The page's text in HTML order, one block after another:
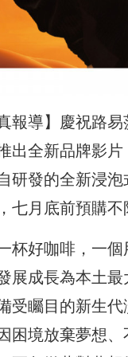
報導】慶祝路
出全新品牌影
研發的全新浸
七月底前預購
杯好咖啡，一
展成長為本土
受矚目的新生
困境放棄夢想